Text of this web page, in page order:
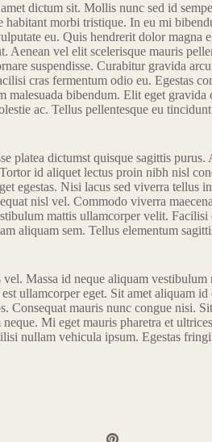
dictum sit. Mollis nunc sed id
morbi tristique. In eu mi
eu. Quis hendrerit dolor magna
Aenean vel elit scelerisque mauris
suspendisse. Curabitur gravida
cras fermentum odio eu. Egestas
malesuada bibendum. Elit eget gravida
ac. Tellus pellentesque eu
platea dictumst quisque sagittis purus.
id aliquet lectus proin nibh nisl
egestas. Nisi lacus sed viverra tellus
nisl vel. Commodo viverra
mattis ullamcorper velit.
aliquam sem. Tellus elementum
Massa id neque aliquam
ullamcorper eget. Sit amet aliquam id
Consequat mauris nunc congue nisi.
Mi eget mauris pharetra et
nullam vehicula ipsum. Egestas